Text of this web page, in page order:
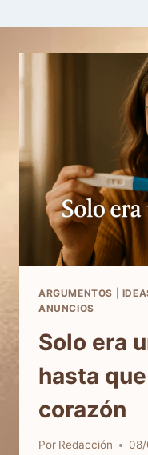
ARGUMENTOS
ANUNCIOS
Solo era
hasta
corazón
Por Redacción